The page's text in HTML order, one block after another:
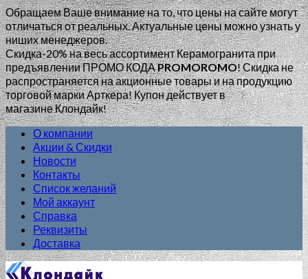
Обращаем Ваше внимание на то, что цены на сайте могут
отличаться от реальных. Актуальные цены можно узнать у
ниших менеджеров.
Скидка-20% на весь ассортимент Керамогранита при
предъявлении ПРОМО КОДАPROMOROMO!Скидка не
распространяется на акционные товары и на продукцию
торговой марки Арткера! Купон действует в
магазине Клондайк!
О компании
Акции & Скидки
Новости
Контакты
Список желаний
Мой аккаунт
Справка
Реквизиты
Доставка